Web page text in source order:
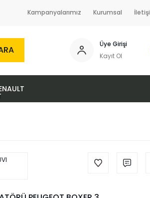
Kampanyalarımız Kurumsal
Üye Girişi
Kayıt Ol